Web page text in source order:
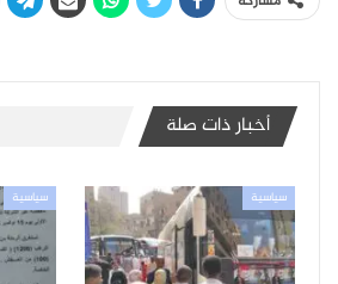
أخبار ذات صلة
سياسية سياسية